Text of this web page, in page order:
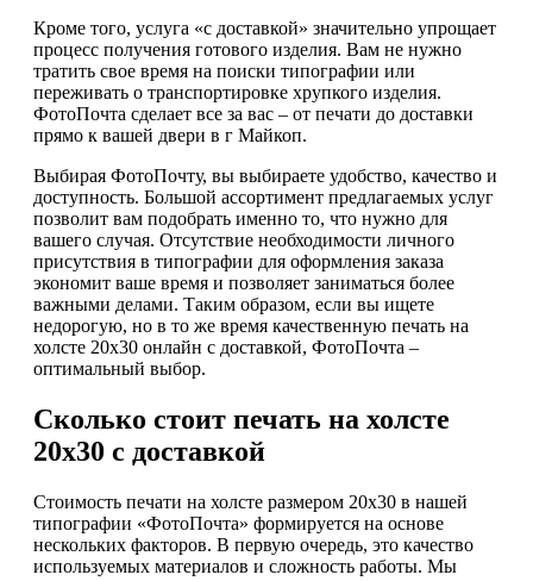
Кроме того, услуга «с доставкой» значительно упрощает
процесс получения готового изделия. Вам не нужно
тратить свое время на поиски типографии или
переживать о транспортировке хрупкого изделия.
ФотоПочта сделает все за вас – от печати до доставки
прямо к вашей двери в г Майкоп.
Выбирая ФотоПочту, вы выбираете удобство, качество и
доступность. Большой ассортимент предлагаемых услуг
позволит вам подобрать именно то, что нужно для
вашего случая. Отсутствие необходимости личного
присутствия в типографии для оформления заказа
экономит ваше время и позволяет заниматься более
важными делами. Таким образом, если вы ищете
недорогую, но в то же время качественную печать на
холсте 20х30 онлайн с доставкой, ФотоПочта –
оптимальный выбор.
Сколько стоит печать на холсте
20х30 с доставкой
Стоимость печати на холсте размером 20х30 в нашей
типографии «ФотоПочта» формируется на основе
нескольких факторов. В первую очередь, это качество
используемых материалов и сложность работы. Мы